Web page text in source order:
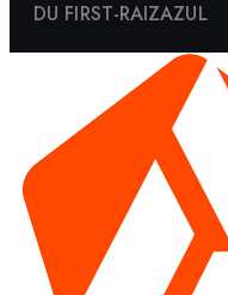
DU FIRST-RAIZAZUL